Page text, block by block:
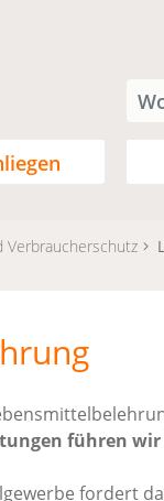
Verbraucherschutz
führen
fordert